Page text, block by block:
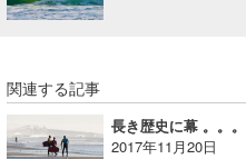
関連する記事
長き歴史に幕 。。。
2017年11月20日